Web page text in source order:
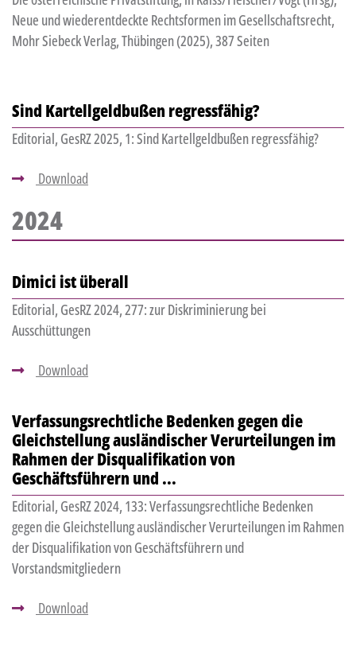
Neue und wiederentdeckte Rechtsformen im Gesellschaftsrecht,
Mohr Siebeck Verlag, Thübingen (2025), 387 Seiten
Sind Kartellgeldbußen regressfähig?
Editorial, GesRZ 2025, 1: Sind Kartellgeldbußen regressfähig?
Download
2024
Dimici ist überall
Editorial, GesRZ 2024, 277: zur Diskriminierung bei
Ausschüttungen
Download
Verfassungsrechtliche Bedenken gegen die
Gleichstellung ausländischer Verurteilungen im
Rahmen der Disqualifikation von
Geschäftsführern und ...
Editorial, GesRZ 2024, 133: Verfassungsrechtliche Bedenken
gegen die Gleichstellung ausländischer Verurteilungen im Rahmen
der Disqualifikation von Geschäftsführern und
Vorstandsmitgliedern
Download